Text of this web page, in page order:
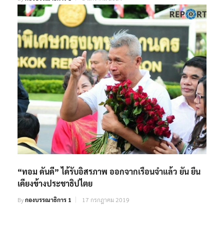
“ทอม ดันดี” ได้รับอิสรภาพ ออกจากเรือนจำแล้ว ยัน ยืน
เคียงข้างประชาธิปไตย
Byกองบรรณาธิการ 1 17 กรกฎาคม 2019